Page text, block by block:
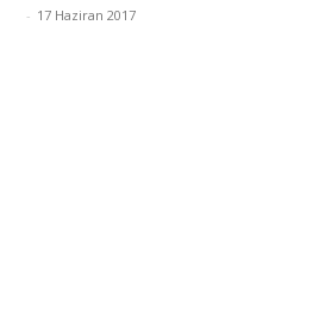
- 17 Haziran 2017